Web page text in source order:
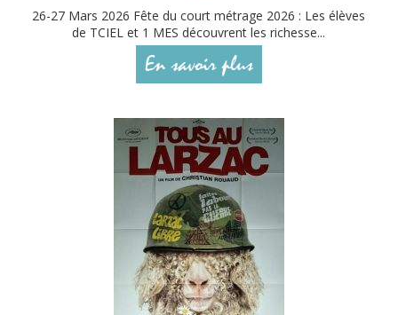
26-27 Mars 2026 Fête du court métrage 2026 : Les élèves
de TCIEL et 1 MES découvrent les richesse...
En savoir plus